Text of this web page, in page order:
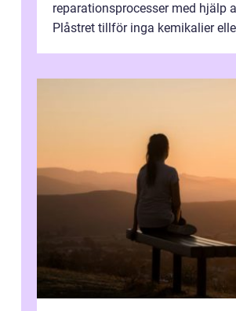
reparationsprocesser med hjälp
Plåstret tillför inga kemikalier